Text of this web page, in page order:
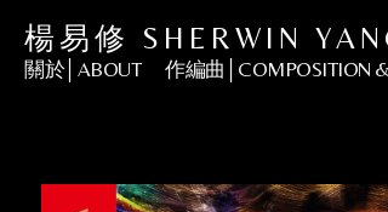
楊易修 SHERWIN
關於│ABOUT 作編曲│COMPOSITION